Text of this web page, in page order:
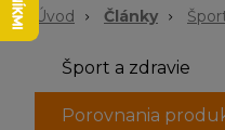
Úvod Články
Šport a zdravie
Porovnania